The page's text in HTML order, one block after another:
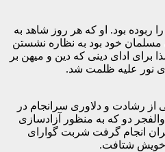
ربوده بود. او که هر روز شاهد به
مسلمان خود بود به نظاره نشستن
برای ادای دینی که دین و میهن بر
نور علیه ظلمت شد.
از رشادت و دلاوری سرانجام در
والفجر دو که به منظور آزادسازی
انجام گرفت شربت گوارای
خویش شتافت.